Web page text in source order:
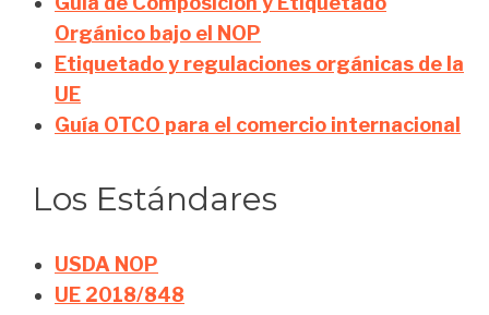
Orgánico bajo el NOP
Etiquetado y regulaciones orgánicas de la
UE
Guía OTCO para el comercio internacional
Los Estándares
USDA NOP
UE 2018/848